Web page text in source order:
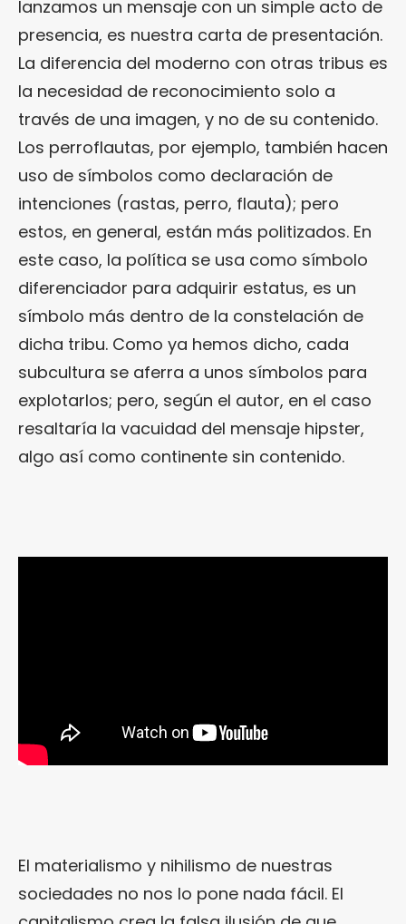
lanzamos un mensaje con un simple acto de
presencia, es nuestra carta de presentación.
La diferencia del moderno con otras tribus es
la necesidad de reconocimiento solo a
través de una imagen, y no de su contenido.
Los perroflautas, por ejemplo, también hacen
uso de símbolos como declaración de
intenciones (rastas, perro, flauta); pero
estos, en general, están más politizados. En
este caso, la política se usa como símbolo
diferenciador para adquirir estatus, es un
símbolo más dentro de la constelación de
dicha tribu. Como ya hemos dicho, cada
subcultura se aferra a unos símbolos para
explotarlos; pero, según el autor, en el caso
resaltaría la vacuidad del mensaje hipster,
algo así como continente sin contenido.
El materialismo y nihilismo de nuestras
sociedades no nos lo pone nada fácil. El